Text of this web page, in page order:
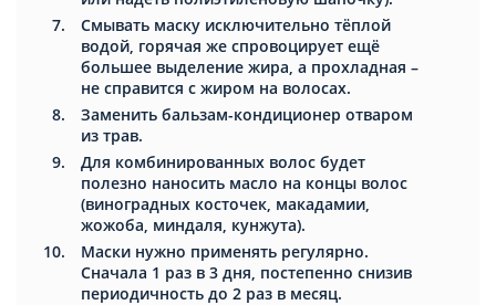
Смывать маску исключительно тёплой
водой, горячая же спровоцирует ещё
большее выделение жира, а прохладная –
не справится с жиром на волосах.
Заменить бальзам-кондиционер отваром
из трав.
Для комбинированных волос будет
полезно наносить масло на концы волос
(виноградных косточек, макадамии,
жожоба, миндаля, кунжута).
Маски нужно применять регулярно.
Сначала 1 раз в 3 дня, постепенно снизив
периодичность до 2 раз в месяц.